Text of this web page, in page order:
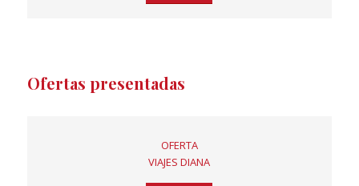
Ofertas presentadas
OFERTA
VIAJES DIANA